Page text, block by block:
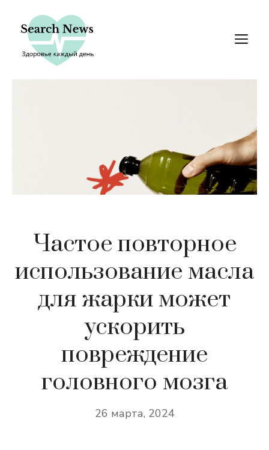
содержимому
Частое повторное
использование масла
для жарки может
ускорить
повреждение
головного мозга
26 марта, 2024